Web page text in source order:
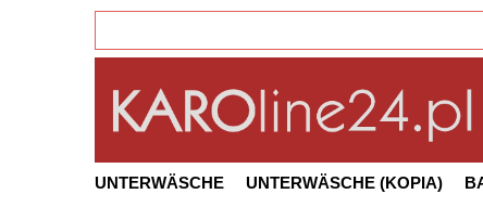
UNTERWÄSCHE UNTERWÄSCHE (KOPIA)